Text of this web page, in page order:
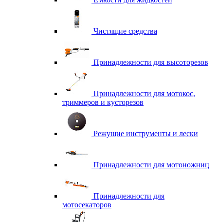
Чистящие средства
Принадлежности для высоторезов
Принадлежности для мотокос,
триммеров и кусторезов
Режущие инструменты и лески
Принадлежности для мотоножниц
Принадлежности для
мотосекаторов